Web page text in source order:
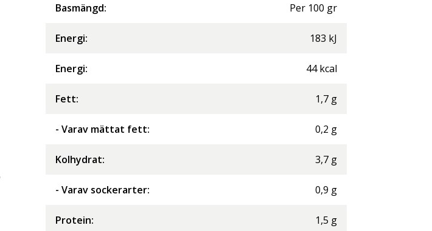
Basmängd: Per 100 gr
Energi: 183 kJ
Energi: 44 kcal
Fett: 1,7 g
- Varav mättat fett: 0,2 g
Kolhydrat: 3,7 g
- Varav sockerarter: 0,9 g
Protein: 1,5 g